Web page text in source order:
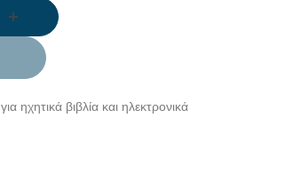
ηχητικά βιβλία και ηλεκτρονικά